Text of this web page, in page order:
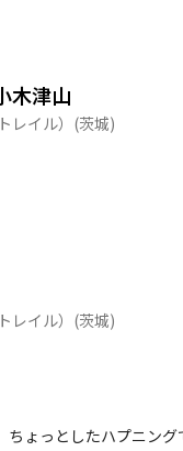
くらい ◯風神山から十王パノラ
もって2時間予定み
木津山
イル） (茨城)
イル） (茨城)
ょっとしたハプニン